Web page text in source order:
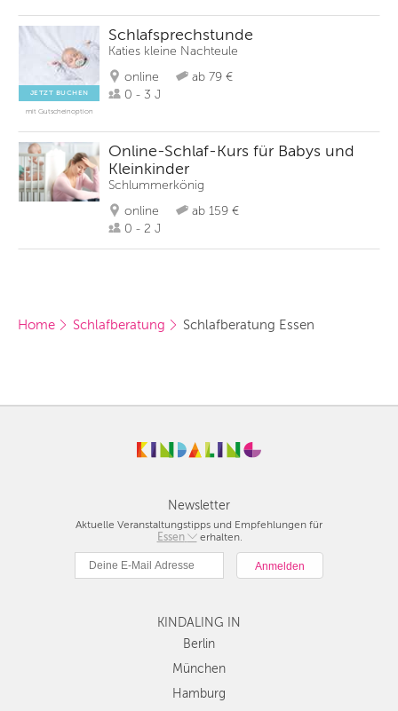
JETZT BUCHEN
mit Gutscheinoption
Schlafsprechstunde
Katies kleine Nachteule
online
ab 79 €
0 - 3 J
Online-Schlaf-Kurs für Babys und
Kleinkinder
Schlummerkönig
online
ab 159 €
0 - 2 J
Home Schlafberatung Schlafberatung Essen
Newsletter
Aktuelle Veranstaltungstipps und Empfehlungen für
Essen
Berlin
München
Hamburg
Köln
erhalten.
KINDALING IN
Berlin
München
Hamburg